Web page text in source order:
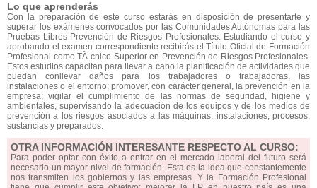
Lo que aprenderás
Con la preparación de este curso estarás en disposición de presentarte y
superar los exámenes convocados por las Comunidades Autónomas para las
Pruebas Libres Prevención de Riesgos Profesionales. Estudiando el curso y
aprobando el examen correspondiente recibirás el Título Oficial de Formación
Profesional como TÃ¨cnico Superior en Prevención de Riesgos Profesionales.
Estos estudios capacitan para llevar a cabo la planificación de actividades que
puedan conllevar daños para los trabajadores o trabajadoras, las
instalaciones o el entorno; promover, con carácter general, la prevención en la
empresa; vigilar el cumplimiento de las normas de seguridad, higiene y
ambientales, supervisando la adecuación de los equipos y de los medios de
prevención a los riesgos asociados a las máquinas, instalaciones, procesos,
sustancias y preparados.
OTRA INFORMACIÓN INTERESANTE RESPECTO AL CURSO:
Para poder optar con éxito a entrar en el mercado laboral del futuro será
necesario un mayor nivel de formación. Esta es la idea que constantemente
nos transmiten los gobiernos y las empresas. Y la Formación Profesional